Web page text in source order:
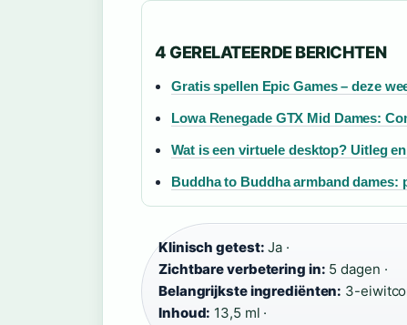
4 GERELATEERDE BERICHTEN
Gratis spellen Epic Games – deze
Lowa Renegade GTX Mid Dames:
Wat is een virtuele desktop? Uitleg
Buddha to Buddha armband
Klinisch getest: Ja ·
Zichtbare verbetering in: 5 dagen ·
Belangrijkste ingrediënten: 3-
Inhoud: 13,5 ml ·